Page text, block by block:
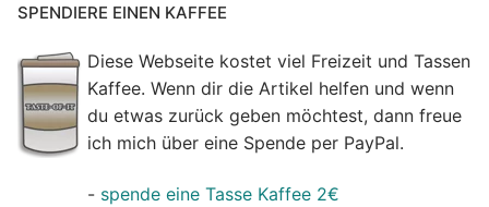
SPENDIERE EINEN KAFFEE
Diese Webseite kostet viel Freizeit und Tassen
Kaffee. Wenn dir die Artikel helfen und wenn
du etwas zurück geben möchtest, dann freue
ich mich über eine Spende per PayPal.
- spende eine Tasse Kaffee 2€